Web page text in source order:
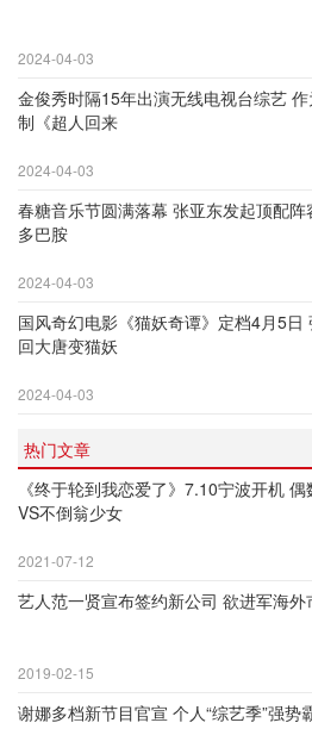
2024-04-03
金俊秀时隔15年出演无线电视台综艺
制《超人回来
2024-04-03
春糖音乐节圆满落幕 张亚东发起顶配阵
多巴胺
2024-04-03
国风奇幻电影《猫妖奇谭》定档4月5日
回大唐变猫妖
2024-04-03
热门文章
《终于轮到我恋爱了》7.10宁波开机 偶
VS不倒翁少女
2021-07-12
艺人范一贤宣布签约新公司 欲进军海外
2019-02-15
谢娜多档新节目官宣 个人“综艺季”强势